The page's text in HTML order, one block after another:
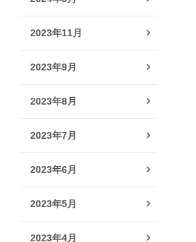
2023年11月
2023年9月
2023年8月
2023年7月
2023年6月
2023年5月
2023年4月